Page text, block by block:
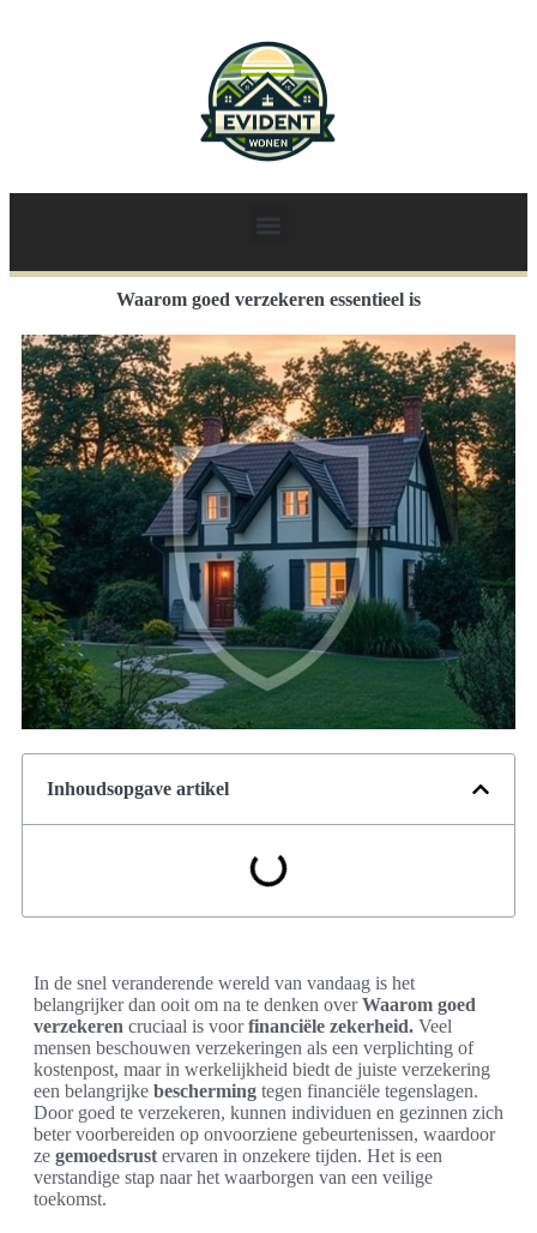
Waarom goed verzekeren essentieel is
Inhoudsopgave artikel
In de snel veranderende wereld van vandaag is het
belangrijker dan ooit om na te denken overWaarom goed
verzekeren cruciaal is voorfinanciële zekerheid. Veel
mensen beschouwen verzekeringen als een verplichting of
kostenpost, maar in werkelijkheid biedt de juiste verzekering
een belangrijke bescherming tegen financiële tegenslagen.
Door goed te verzekeren, kunnen individuen en gezinnen zich
beter voorbereiden op onvoorziene gebeurtenissen, waardoor
ze gemoedsrust ervaren in onzekere tijden. Het is een
verstandige stap naar het waarborgen van een veilige
toekomst.